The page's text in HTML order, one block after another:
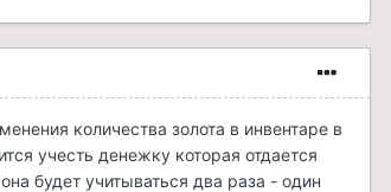
количества золота в инвентаре в
учесть денежку которая отдается
будет учитываться два раза - один